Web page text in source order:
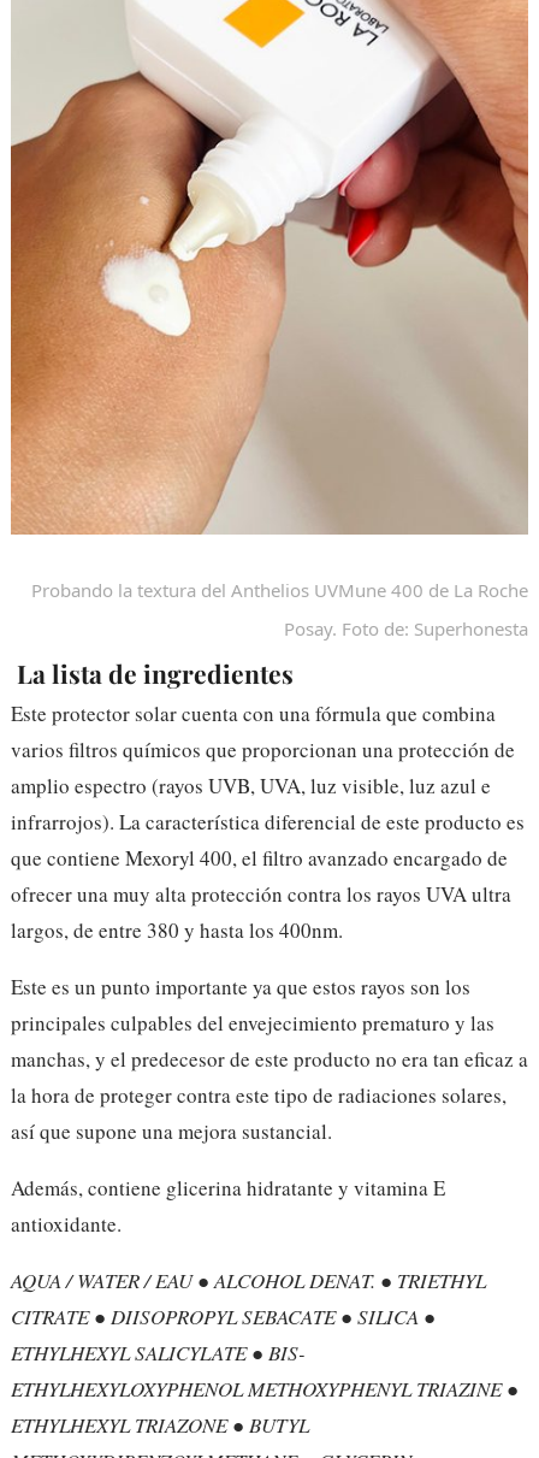
Probando la textura del Anthelios UVMune 400 de La Roche
Posay. Foto de: Superhonesta
La lista de ingredientes
Este protector solar cuenta con una fórmula que combina
varios filtros químicos que proporcionan una protección de
amplio espectro (rayos UVB, UVA, luz visible, luz azul e
infrarrojos). La característica diferencial de este producto es
que contiene Mexoryl 400, el filtro avanzado encargado de
ofrecer una muy alta protección contra los rayos UVA ultra
largos, de entre 380 y hasta los 400nm.
Este es un punto importante ya que estos rayos son los
principales culpables del envejecimiento prematuro y las
manchas, y el predecesor de este producto no era tan eficaz a
la hora de proteger contra este tipo de radiaciones solares,
así que supone una mejora sustancial.
Además, contiene glicerina hidratante y vitamina E
antioxidante.
AQUA / WATER / EAU ● ALCOHOL DENAT. ● TRIETHYL
CITRATE ● DIISOPROPYL SEBACATE ● SILICA ●
ETHYLHEXYL SALICYLATE ● BIS-
ETHYLHEXYLOXYPHENOL METHOXYPHENYL TRIAZINE ●
ETHYLHEXYL TRIAZONE ● BUTYL